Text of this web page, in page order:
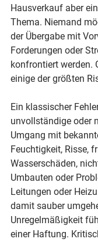
Hausverkauf aber
Thema. Niemand
der Übergabe mit
Forderungen oder
konfrontiert werden.
einige der größten
Ein klassischer
unvollständige oder
Umgang mit
Feuchtigkeit, Risse,
Wasserschäden,
Umbauten oder
Leitungen oder
damit sauber
Unregelmäßigkeit
einer Haftung.